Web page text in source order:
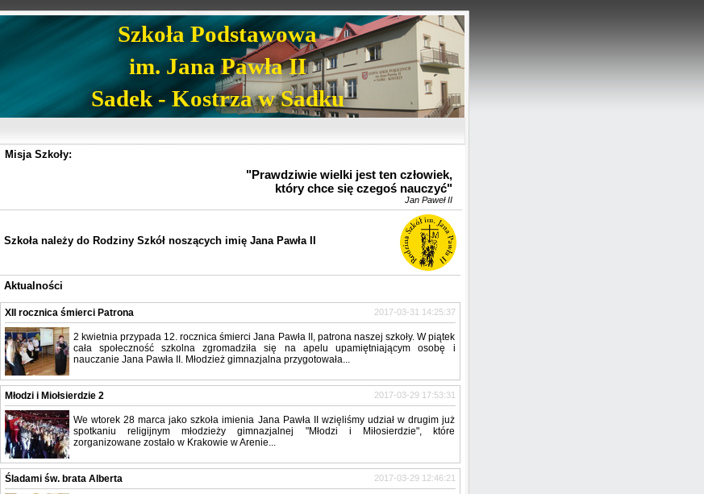
Szkoła Podstawowa
im. Jana Pawła II
Sadek - Kostrza w Sadku
Misja Szkoły:
"Prawdziwie wielki jest ten człowiek,
który chce się czegoś nauczyć"
Jan Paweł II
Szkoła należy do Rodziny Szkół noszących imię Jana Pawła II
Aktualności
XII rocznica śmierci Patrona 2017-03-31 14:25:37
2 kwietnia przypada 12. rocznica śmierci Jana Pawła II, patrona naszej szkoły. W piątek
cała społeczność szkolna zgromadziła się na apelu upamiętniającym osobę i
nauczanie Jana Pawła II. Młodzież gimnazjalna przygotowała...
Młodzi i Miołsierdzie 2 2017-03-29 17:53:31
We wtorek 28 marca jako szkoła imienia Jana Pawła II wzięliśmy udział w drugim już
spotkaniu religijnym młodzieży gimnazjalnej "Młodzi i Miłosierdzie", które
zorganizowane zostało w Krakowie w Arenie...
Śladami św. brata Alberta 2017-03-29 12:46:21